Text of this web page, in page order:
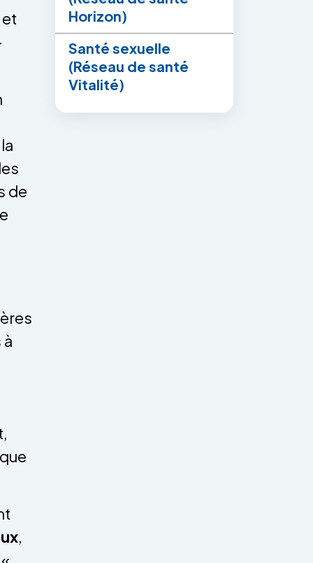
de
,
Horizon)
Santé sexuelle
(Réseau de santé
Vitalité)